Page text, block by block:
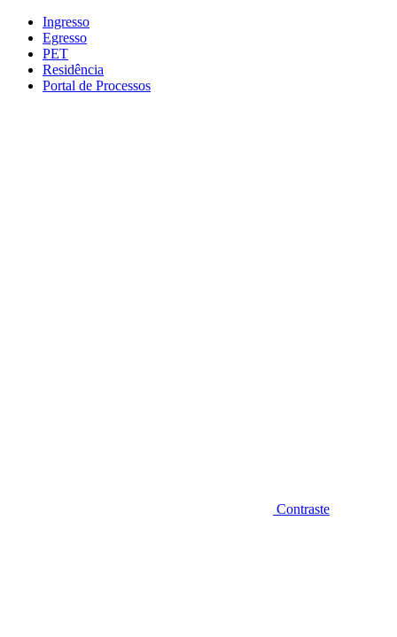
Conteúdo principal
Ingresso
Egresso
PET
Residência
Portal de Processos
Contraste